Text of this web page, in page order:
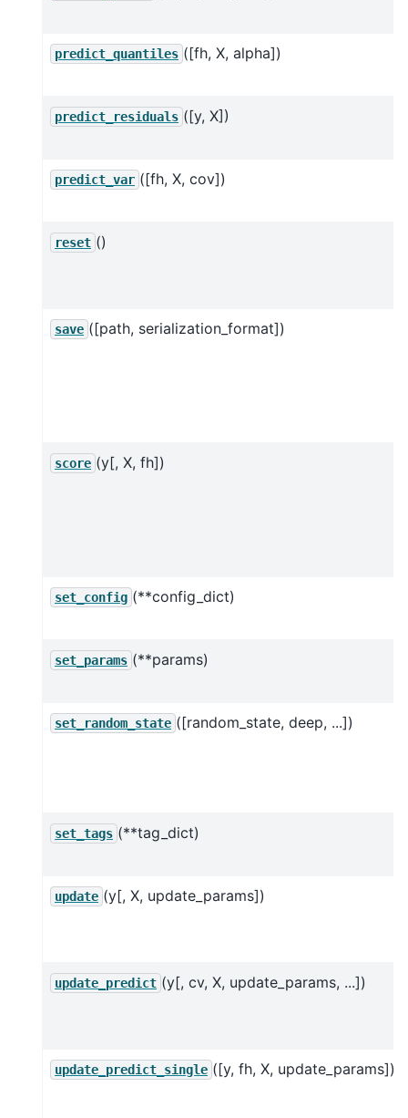
predict_quantiles ([fh, X, alpha])
predict_residuals ([y, X])
predict_var ([fh, X, cov])
reset ()
save ([path, serialization_format])
score (y[, X, fh])
set_config (**config_dict)
set_params (**params)
set_random_state ([random_state, deep, ...])
set_tags (**tag_dict)
update (y[, X, update_params])
update_predict (y[, cv, X, update_params, ...])
update_predict_single ([y, fh, X, update_params])